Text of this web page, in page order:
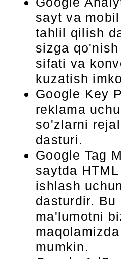
sayt va
tahlil qilish
sizga
sifati va
kuzatish
Google Key
reklama
so'zlarni
dasturi.
Google Tag
saytda
ishlash
dasturdir. Bu
ma'lumotni
mumkin.